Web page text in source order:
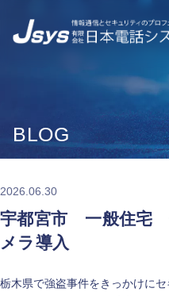
BLOG
2026.06.30
宇都宮市 一般住宅
メラ導入
栃木県で強盗事件をきっかけに